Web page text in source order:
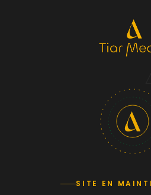
SITE EN